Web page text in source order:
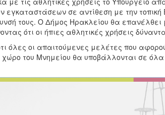
εγκαταστάσεων σε αντίθεση με την
τους. Ο Δήμος Ηρακλείου θα
ότι οι ήπιες αθλητικές χρήσεις
όλες οι απαιτούμενες μελέτες που
του Μνημείου θα υποβάλλονται σε